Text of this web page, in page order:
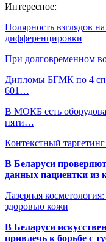
Интересное:
Полярность взглядов
дифференцировки
При долговременном
Дипломы БГМК по 4
601…
В МОКБ есть
пяти…
Контекстный
В Беларуси
данных пациентки из
Лазерная
здоровью кожи
В Беларуси
привлечь к борьбе с